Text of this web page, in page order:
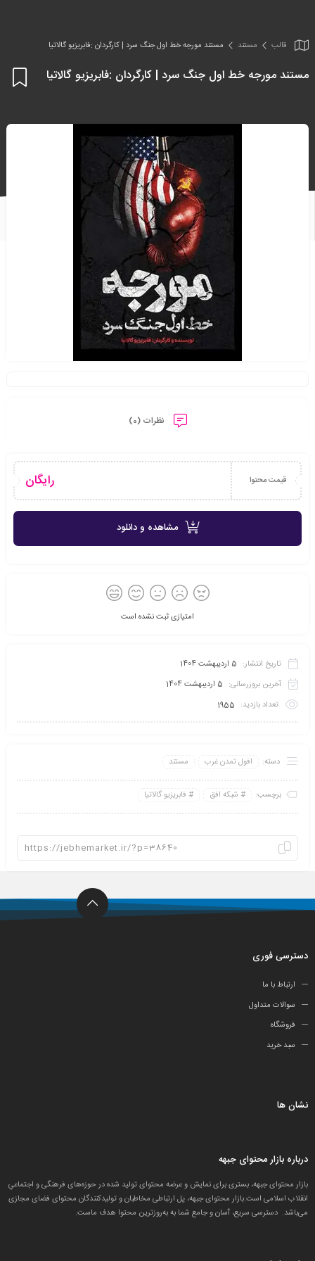
قالب مستند مستند مورجه خط اول جنگ سرد | کارگردان :فابریزیو گالاتیا
مستند مورجه خط اول جنگ سرد | کارگردان :فابریزیو گالاتیا
نظرات (0)
قیمت محتوا رایگان
مشاهده و دانلود
امتیازی ثبت نشده است
تاریخ انتشار: 5 اردیبهشت 1404
آخرین بروزرسانی: 5 اردیبهشت 1404
تعداد بازدید: 1955
دسته: افول تمدن غرب مستند
برچسب: شبکه افق فابریزیو گالاتیا
دسترسی فوری
ارتباط با ما
سوالات متداول
فروشگاه
سبد خرید
نشان ها
درباره بازار محتوای جبهه
بازار محتوای جبهه، بستری برای نمایش و عرضه محتوای تولید شده در حوزه‌های فرهنگی و اجتماعیِ
انقلاب اسلامی است.بازار محتوای جبهه، پل ارتباطی مخاطبان و تولید‌کنندگان محتوای فضای مجازی
می‌باشد. دسترسی سریع، آسان و جامع شما به به‌روزترین محتوا هدف ماست.